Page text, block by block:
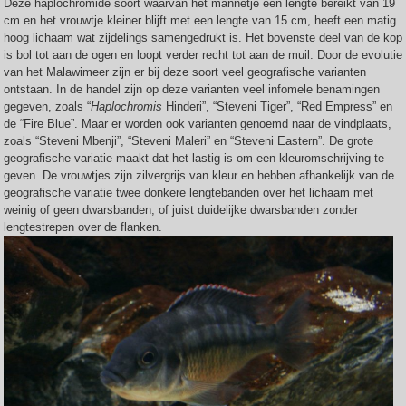
Deze haplochromide soort waarvan het mannetje een lengte bereikt van 19
cm en het vrouwtje kleiner blijft met een lengte van 15 cm, heeft een matig
hoog lichaam wat zijdelings samengedrukt is. Het bovenste deel van de kop
is bol tot aan de ogen en loopt verder recht tot aan de muil. Door de evolutie
van het Malawimeer zijn er bij deze soort veel geografische varianten
ontstaan. In de handel zijn op deze varianten veel infomele benamingen
gegeven, zoals “Haplochromis Hinderi”, “Steveni Tiger”, “Red Empress” en
de “Fire Blue”. Maar er worden ook varianten genoemd naar de vindplaats,
zoals “Steveni Mbenji”, “Steveni Maleri” en “Steveni Eastern”. De grote
geografische variatie maakt dat het lastig is om een kleuromschrijving te
geven. De vrouwtjes zijn zilvergrijs van kleur en hebben afhankelijk van de
geografische variatie twee donkere lengtebanden over het lichaam met
weinig of geen dwarsbanden, of juist duidelijke dwarsbanden zonder
lengtestrepen over de flanken.